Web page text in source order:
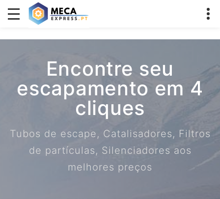
Encontre seu
escapamento em 4
cliques
Tubos de escape, Catalisadores, Filtros
de partículas, Silenciadores aos
melhores preços